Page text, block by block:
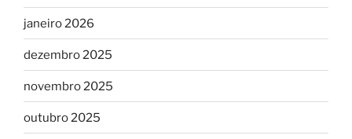
janeiro 2026
dezembro 2025
novembro 2025
outubro 2025